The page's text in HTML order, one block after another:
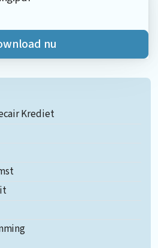
nu
Krediet